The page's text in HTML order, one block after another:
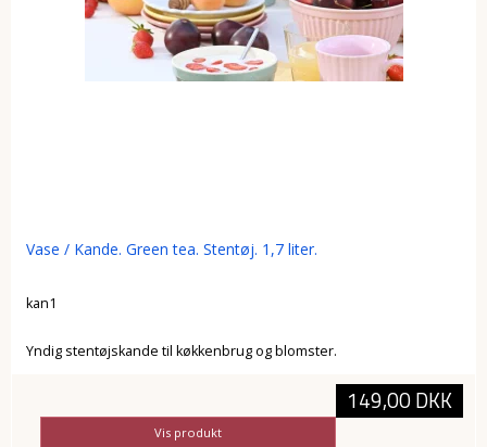
Vase / Kande. Green tea. Stentøj. 1,7 liter.
kan1
Yndig stentøjskande til køkkenbrug og blomster.
149,00 DKK
Vis produkt